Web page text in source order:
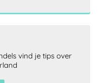
vind je tips over